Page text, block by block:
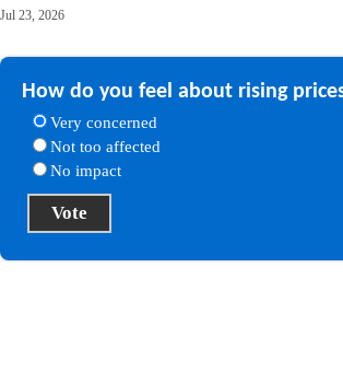
Jul 23, 2026
How do you feel about rising
Very concerned
Not too affected
No impact